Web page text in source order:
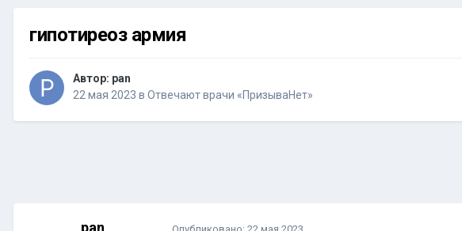
гипотиреоз армия
Автор: pan
22 мая 2023 в Отвечают врачи «ПризываНет»